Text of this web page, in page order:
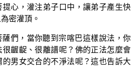
心，灌注弟子口中，讓弟子產生快
密灌頂。
薩們，當你聽到宗喀巴這樣說法，你
齷齪、很離譜呢？佛的正法怎麼會
男女交合的不淨法呢？這也告訴大